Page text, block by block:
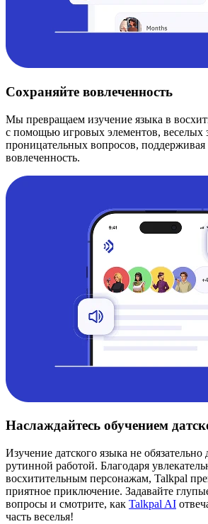
Сохраняйте вовлеченность
Мы превращаем изучение языка в
с помощью игровых элементов, веселых
проницательных вопросов,
вовлеченность.
Наслаждайтесь обучением
Изучение датского языка не
рутинной работой. Благодаря
восхитительным персонажам, Talkpal
приятное приключение. Задавайте
вопросы и смотрите, как Talkpal AI
часть веселья!